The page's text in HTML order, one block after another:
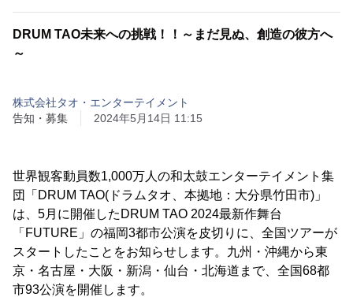
DRUM TAO未来への挑戦！！～まだ見ぬ、創造の彼方へ
～
株式会社タオ・エンターテイメント
告知・募集
2024年5月14日 11:15
世界観客動員数1,000万人の和太鼓エンターテイメント集
団「DRUM TAO(ドラムタオ、本拠地：大分県竹田市)」
は、5月に開催したDRUM TAO 2024最新作舞台
「FUTURE」の福岡3都市公演を皮切りに、全国ツアーが
スタートしたことをお知らせします。九州・沖縄から東
京・名古屋・大阪・新潟・仙台・北海道まで、全国68都
市93公演を開催します。